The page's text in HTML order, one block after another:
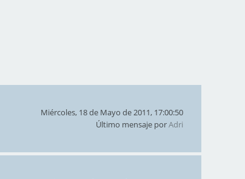
Miércoles, 18 de Mayo de 2011, 17:00:50
Último mensaje porAdri